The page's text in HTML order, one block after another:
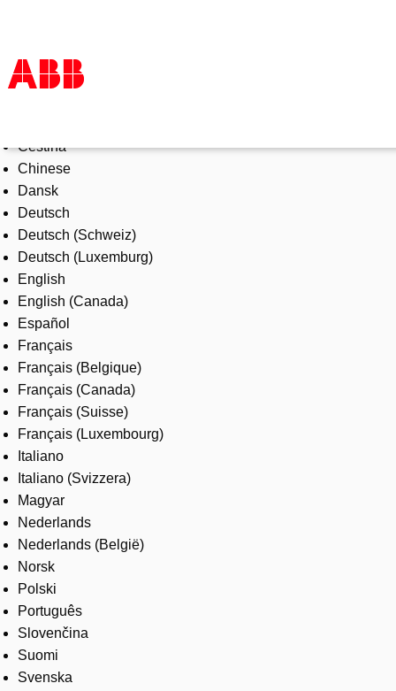
Products & Solutions
Industries
Services
About us
Where to buy
Contact us
Careers
Čeština
Chinese
Dansk
Deutsch
Deutsch (Schweiz)
Deutsch (Luxemburg)
English
English (Canada)
Español
Français
Français (Belgique)
Français (Canada)
Français (Suisse)
Français (Luxembourg)
Italiano
Italiano (Svizzera)
Magyar
Nederlands
Nederlands (België)
Norsk
Polski
Português
Slovenčina
Suomi
Svenska